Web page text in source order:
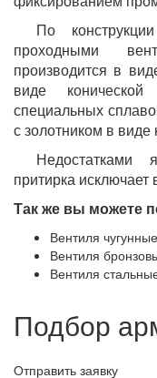
По
проходными
производится в
виде
специальных
с золотником в виде
Недостатками
притирка
Так же вы можете
Вентиля чугунные
Вентиля
Вентиля
Подбор
Отправить заявку